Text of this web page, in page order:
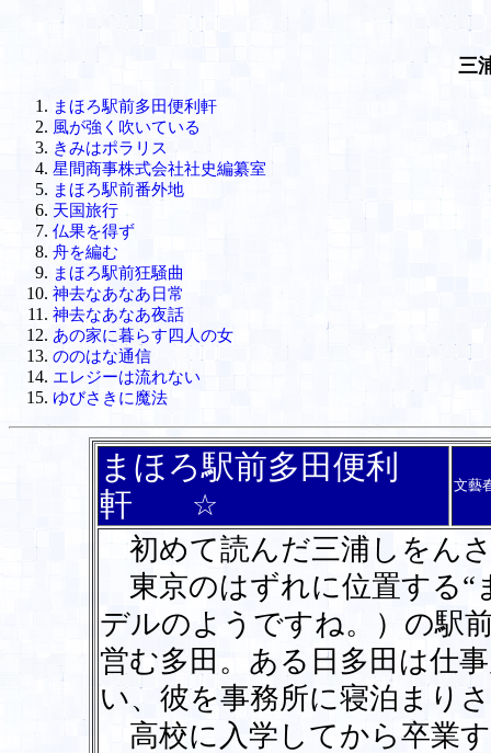
三
まほろ駅前多田便利軒
風が強く吹いている
きみはポラリス
星間商事株式会社社史編纂室
まほろ駅前番外地
天国旅行
仏果を得ず
舟を編む
まほろ駅前狂騒曲
神去なあなあ日常
神去なあなあ夜話
あの家に暮らす四人の女
ののはな通信
エレジーは流れない
ゆびさきに魔法
まほろ駅前多田便利
軒
☆
文藝
初めて読んだ三浦しをん
東京のはずれに位置する“
デルのようですね。）の駅
営む多田。ある日多田は仕
い、彼を事務所に寝泊まり
高校に入学してから卒業